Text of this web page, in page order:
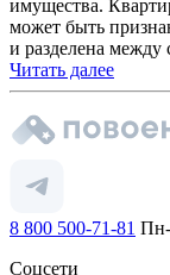
имущества.
может быть
и разделена
Читать далее
8 800 500-71-81
Соцсети